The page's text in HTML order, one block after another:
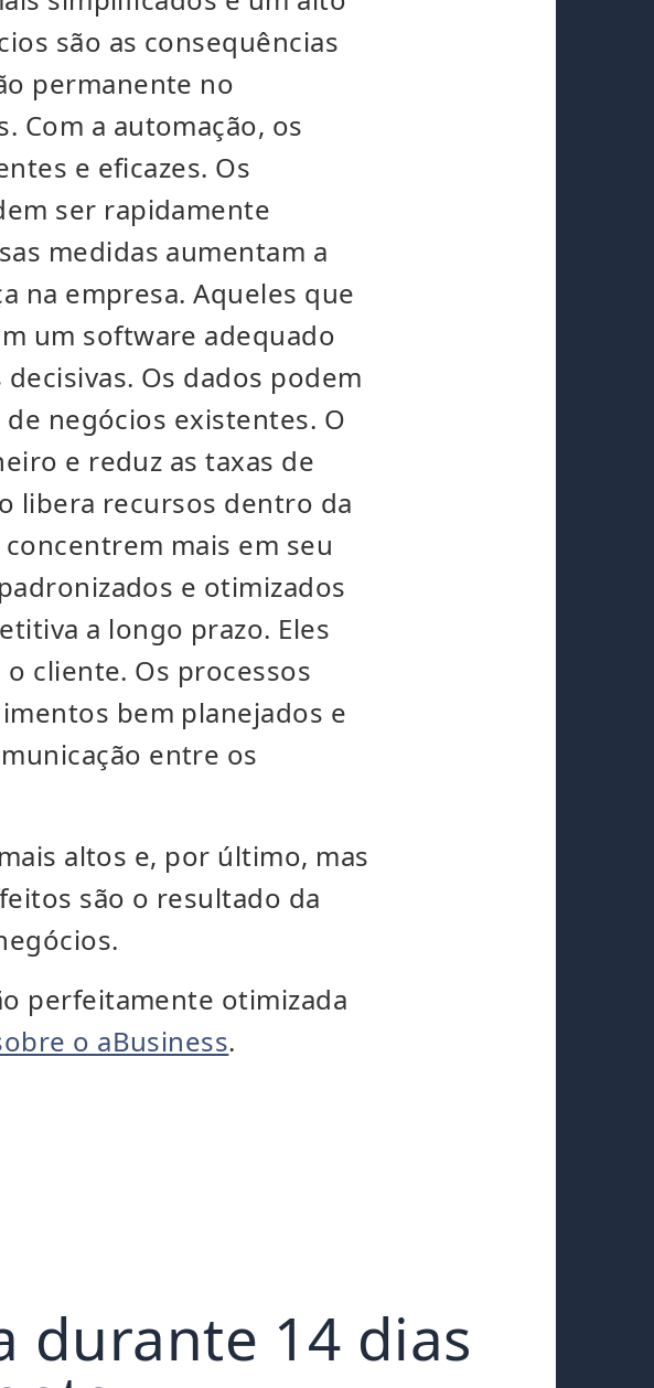
são as consequências
permanente no
Com a automação, os
e eficazes. Os
ser rapidamente
medidas aumentam a
na empresa. Aqueles que
um software adequado
Os dados podem
negócios existentes. O
e reduz as taxas de
libera recursos dentro da
mais em seu
e otimizados
a longo prazo. Eles
cliente. Os processos
bem planejados e
entre os
altos e, por último, mas
são o resultado da
perfeitamente otimizada
o aBusiness.
durante 14 dias